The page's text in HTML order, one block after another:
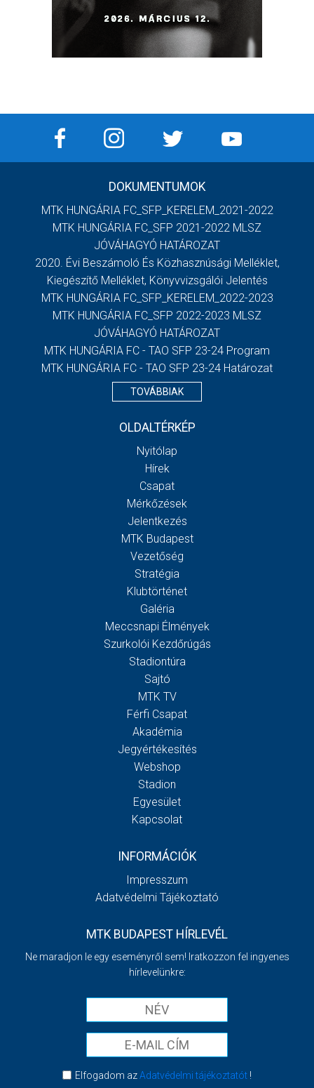
DOKUMENTUMOK
MTK HUNGÁRIA FC_SFP_KERELEM_2021-2022
MTK HUNGÁRIA FC_SFP 2021-2022 MLSZ
JÓVÁHAGYÓ HATÁROZAT
2020. Évi Beszámoló És Közhasznúsági Melléklet,
Kiegészítő Melléklet, Könyvvizsgálói Jelentés
MTK HUNGÁRIA FC_SFP_KERELEM_2022-2023
MTK HUNGÁRIA FC_SFP 2022-2023 MLSZ
JÓVÁHAGYÓ HATÁROZAT
MTK HUNGÁRIA FC - TAO SFP 23-24 Program
MTK HUNGÁRIA FC - TAO SFP 23-24 Határozat
TOVÁBBIAK
OLDALTÉRKÉP
Nyitólap
Hírek
Csapat
Mérkőzések
Jelentkezés
MTK Budapest
Vezetőség
Stratégia
Klubtörténet
Galéria
Meccsnapi Élmények
Szurkolói Kezdőrúgás
Stadiontúra
Sajtó
MTK TV
Férfi Csapat
Akadémia
Jegyértékesítés
Webshop
Stadion
Egyesület
Kapcsolat
INFORMÁCIÓK
Impresszum
Adatvédelmi Tájékoztató
MTK BUDAPEST HÍRLEVÉL
Ne maradjon le egy eseményről sem! Iratkozzon fel ingyenes
hírlevelünkre:
Elfogadom azAdatvédelmi tájékoztatót!